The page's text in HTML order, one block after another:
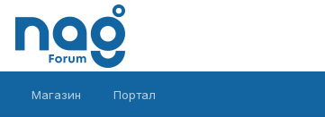
Магазин Портал